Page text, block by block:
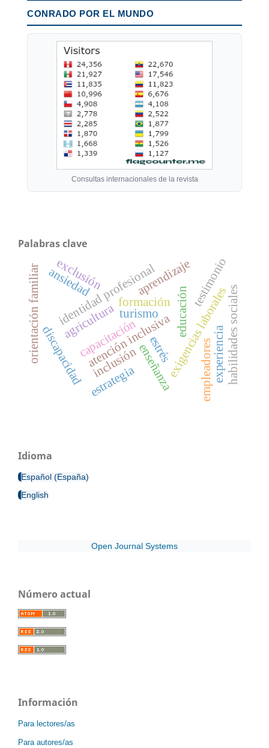
CONRADO POR EL MUNDO
Consultas internacionales de la revista
Palabras clave
formación
atención inclusiva
identidad profesional
enseñanza
aprendizaje
inclusión
exclusión
discapacidadcapacitación estrés
ansiedad
exigencias laborales
orientación familiar agricultura turismo habilidades sociales
educación
empleadores
estrategia experiencia
testimonio
Idioma
Español (España)
English
Open Journal Systems
Número actual
Información
Para lectores/as
Para autores/as